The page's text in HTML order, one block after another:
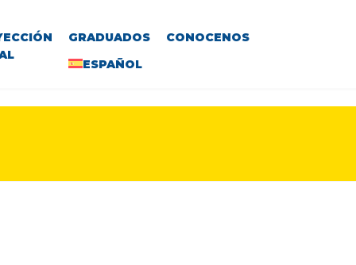
GRADUADOS
CONOCENOS
ESPAÑOL